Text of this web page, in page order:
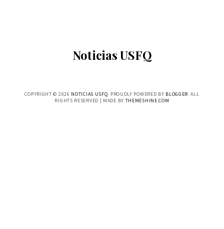
Noticias USFQ
COPYRIGHT © 2026 NOTICIAS USFQ. PROUDLY POWERED BY BLOGGER. ALL
RIGHTS RESERVED | MADE BY THEMESHINE.COM